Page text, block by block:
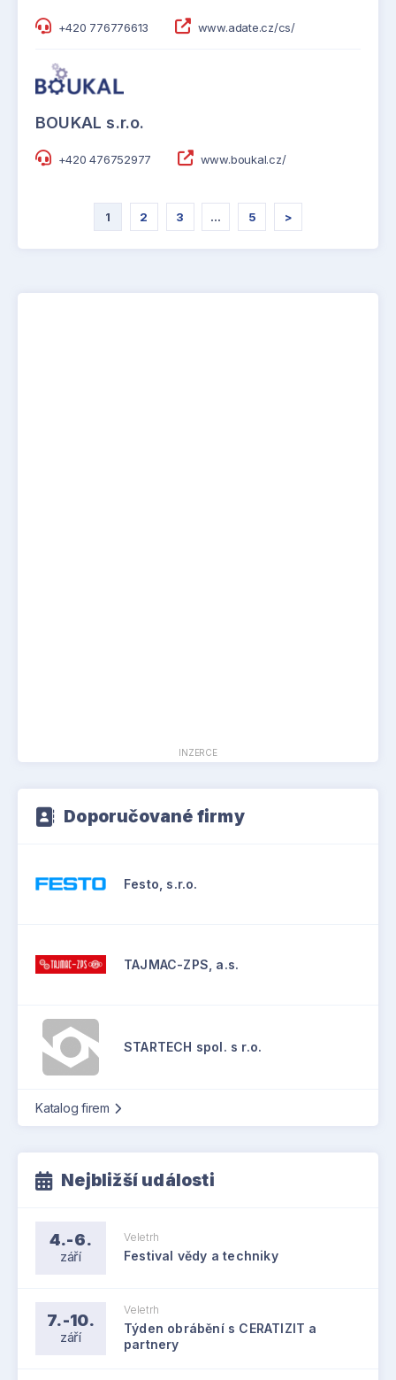
+420 776776613 www.adate.cz/cs/
BOUKAL s.r.o.
+420 476752977 www.boukal.cz/
1 2 3 … 5 >
INZERCE
Doporučované firmy
Festo, s.r.o.
TAJMAC-ZPS, a.s.
STARTECH spol. s r.o.
Katalog firem
Nejbližší události
4.-6.
září
Veletrh
Festival vědy a techniky
7.-10.
září
Veletrh
Týden obrábění s CERATIZIT a
partnery